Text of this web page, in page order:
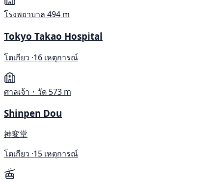
โรงพยาบาล 494 m
Tokyo Takao Hospital
โตเกียว ·16 เหตุการณ์
ศาลเจ้า・วัด 573 m
Shinpen Dou
神変堂
โตเกียว ·15 เหตุการณ์